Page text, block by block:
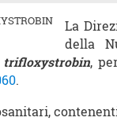
La
della
trifloxystrobin,
.